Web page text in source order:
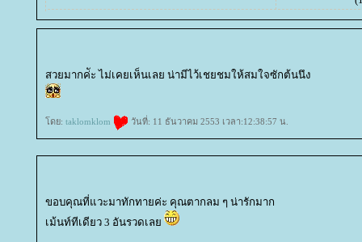
สวยมากค่ัะ ไม่เคยเห็นเลย น่ามีไว้เชยชมให้สมใจซักต้นนึง
ดย: taklomklom วันที่: 11 ธันวาคม 2553 เวลา:12:38:57 น.
ขอบคุณที่แวะมาทักทายค่ะ คุณตากลม ๆ น่ารักมาก
เม้นท์ทีเดียว 3 อันรวดเล